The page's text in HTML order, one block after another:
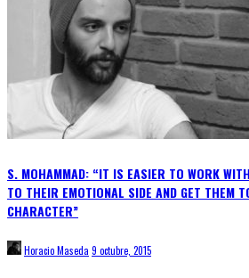
S. MOHAMMAD: “IT IS EASIER TO WORK
TO THEIR EMOTIONAL SIDE AND GET THEM
CHARACTER”
Horacio Maseda 9 octubre, 2015